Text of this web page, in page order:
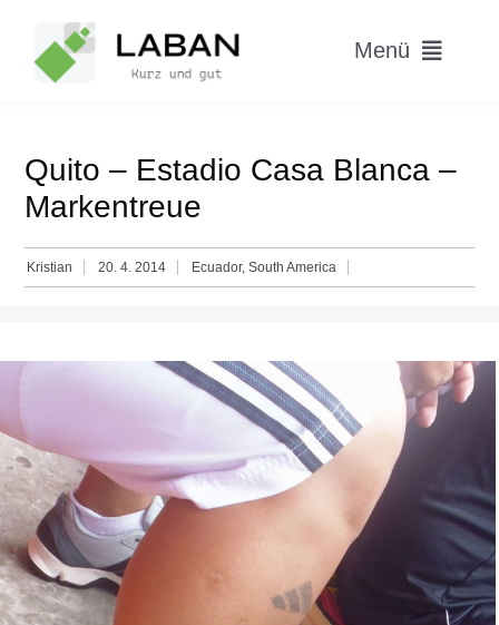
content
Menü
Worum geht’s?
Blog
Quito – Estadio Casa Blanca –
Markentreue
Kristian 20. 4. 2014 Ecuador,South America